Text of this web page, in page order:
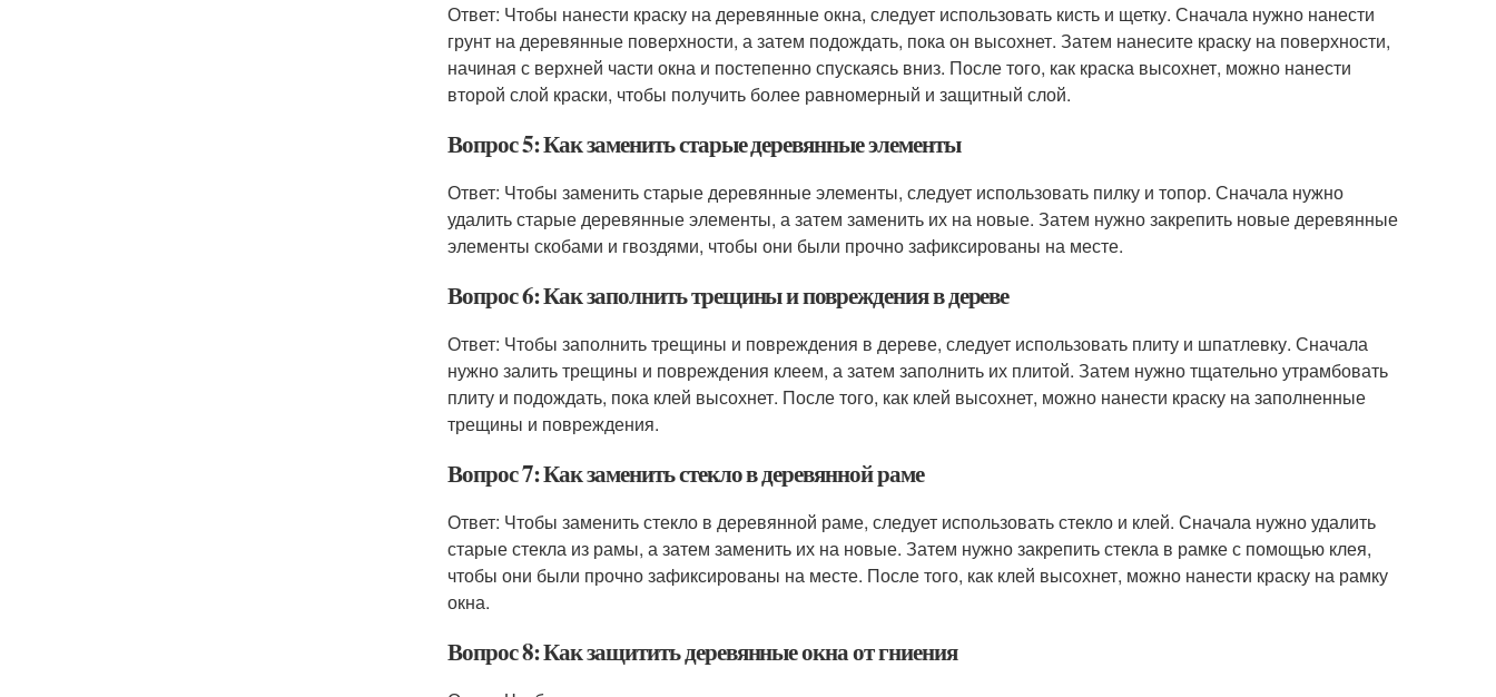
Ответ: Чтобы нанести краску на деревянные окна, следует использовать кисть и щетку. Сначала нужно нанести
грунт на деревянные поверхности, а затем подождать, пока он высохнет. Затем нанесите краску на поверхности,
начиная с верхней части окна и постепенно спускаясь вниз. После того, как краска высохнет, можно нанести
второй слой краски, чтобы получить более равномерный и защитный слой.
Вопрос 5: Как заменить старые деревянные элементы
Ответ: Чтобы заменить старые деревянные элементы, следует использовать пилку и топор. Сначала нужно
удалить старые деревянные элементы, а затем заменить их на новые. Затем нужно закрепить новые деревянные
элементы скобами и гвоздями, чтобы они были прочно зафиксированы на месте.
Вопрос 6: Как заполнить трещины и повреждения в дереве
Ответ: Чтобы заполнить трещины и повреждения в дереве, следует использовать плиту и шпатлевку. Сначала
нужно залить трещины и повреждения клеем, а затем заполнить их плитой. Затем нужно тщательно утрамбовать
плиту и подождать, пока клей высохнет. После того, как клей высохнет, можно нанести краску на заполненные
трещины и повреждения.
Вопрос 7: Как заменить стекло в деревянной раме
Ответ: Чтобы заменить стекло в деревянной раме, следует использовать стекло и клей. Сначала нужно удалить
старые стекла из рамы, а затем заменить их на новые. Затем нужно закрепить стекла в рамке с помощью клея,
чтобы они были прочно зафиксированы на месте. После того, как клей высохнет, можно нанести краску на рамку
окна.
Вопрос 8: Как защитить деревянные окна от гниения